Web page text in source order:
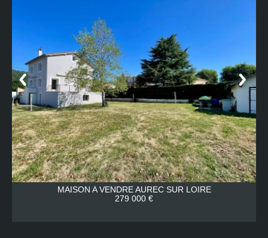
MAISON A VENDRE AUREC SUR LOIRE
279 000 €